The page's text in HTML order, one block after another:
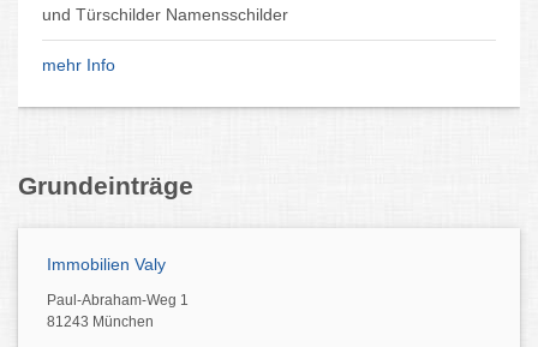
und Türschilder Namensschilder
mehr Info
Grundeinträge
Immobilien Valy
Paul-Abraham-Weg 1
81243 München